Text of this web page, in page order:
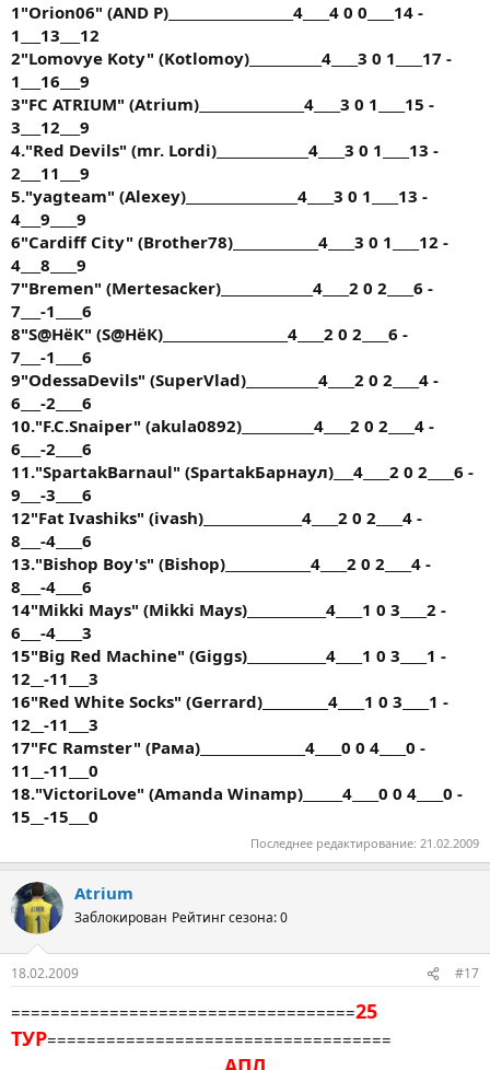
1"Orion06" (AND P)___________________4____4 0 0____14 -
1___13___12
2"Lomovye Koty" (Kotlomoy)___________4____3 0 1____17 -
1___16___9
3"FC ATRIUM" (Atrium)________________4____3 0 1____15 -
3___12___9
4."Red Devils" (mr. Lordi)______________4____3 0 1____13 -
2___11___9
5."yagteam" (Alexey)_________________4____3 0 1____13 -
4___9____9
6"Cardiff City" (Brother78)_____________4____3 0 1____12 -
4___8____9
7"Bremen" (Mertesacker)______________4____2 0 2____6 -
7___-1____6
8"S@HёК" (S@HёК)___________________4____2 0 2____6 -
7___-1____6
9"OdessaDevils" (SuperVlad)___________4____2 0 2____4 -
6___-2____6
10."F.C.Snaiper" (akula0892)___________4____2 0 2____4 -
6___-2____6
11."SpartakBarnaul" (SpartakБарнаул)___4____2 0 2____6 -
9___-3____6
12"Fat Ivashiks" (ivash)_______________4____2 0 2____4 -
8___-4____6
13."Bishop Boy's" (Bishop)_____________4____2 0 2____4 -
8___-4____6
14"Mikki Mays" (Mikki Mays)____________4____1 0 3____2 -
6___-4____3
15"Big Red Machine" (Giggs)____________4____1 0 3____1 -
12__-11___3
16"Red White Socks" (Gerrard)__________4____1 0 3____1 -
12__-11___3
17"FC Ramster" (Рама)________________4____0 0 4____0 -
11__-11___0
18."VictoriLove" (Amanda Winamp)______4____0 0 4____0 -
15__-15___0
Последнее редактирование: 21.02.2009
Atrium
Заблокирован Рейтинг сезона: 0
18.02.2009 #17
===================================25
ТУР===================================